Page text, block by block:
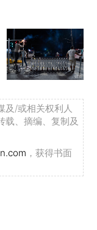
及/或相关权利人
载、摘编、复制及
，获得书面